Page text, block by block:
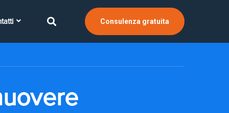
Consulenza gratuita